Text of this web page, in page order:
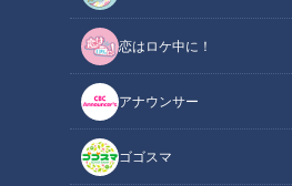
恋はロケ中に！
アナウンサー
ゴゴスマ
「自分も高校時代に毎日使ってい
岐阜県は可児市と多治見市のちょ
切」という駅がある。基本、上りと
るローカル線。周りには猫カフェと
くとコンビニが1軒あるぐらい。田